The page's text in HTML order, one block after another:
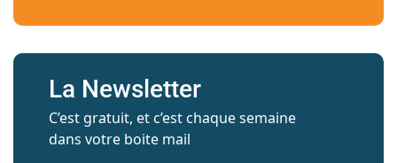
La Newsletter
C’est gratuit, et c’est chaque semaine
dans votre boite mail